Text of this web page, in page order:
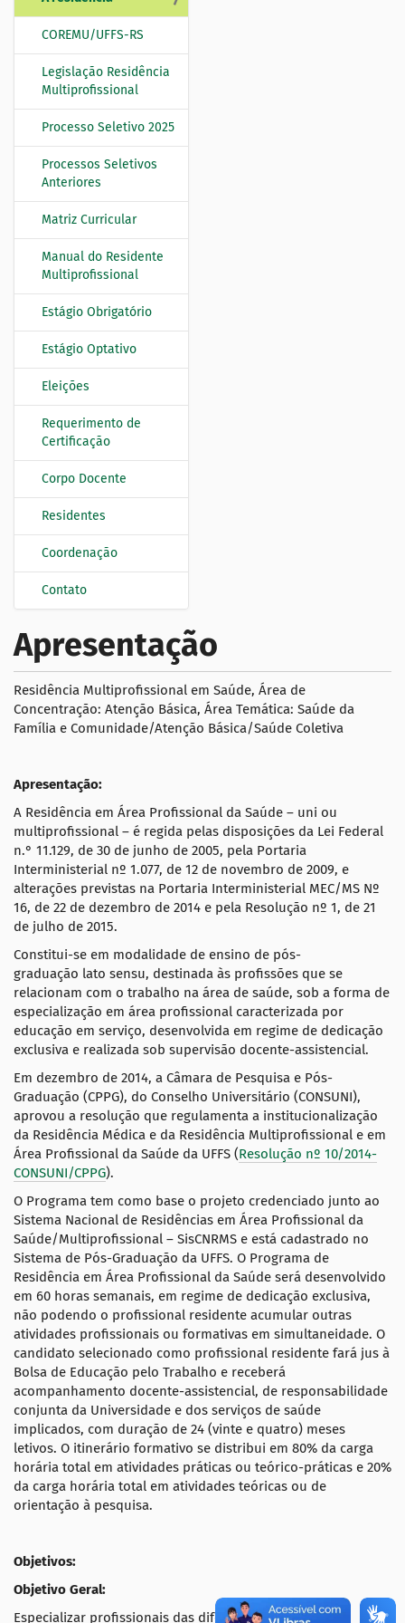
a
COREMU/UFFS-RS
Legislação Residência
Multiprofissional
Processo Seletivo 2025
Processos Seletivos
Anteriores
Matriz Curricular
Manual do Residente
Multiprofissional
Estágio Obrigatório
Estágio Optativo
Eleições
Requerimento de
Certificação
Corpo Docente
Residentes
Coordenação
Contato
Apresentação
Residência Multiprofissional em Saúde, Área de
Concentração: Atenção Básica, Área Temática: Saúde da
Família e Comunidade/Atenção Básica/Saúde Coletiva
Apresentação:
A Residência em Área Profissional da Saúde – uni ou
multiprofissional – é regida pelas disposições da Lei Federal
n.° 11.129, de 30 de junho de 2005, pela Portaria
Interministerial nº 1.077, de 12 de novembro de 2009, e
alterações previstas na Portaria Interministerial MEC/MS Nº
16, de 22 de dezembro de 2014 e pela Resolução nº 1, de 21
de julho de 2015.
Constitui-se em modalidade de ensino de pós-
graduação lato sensu, destinada às profissões que se
relacionam com o trabalho na área de saúde, sob a forma de
especialização em área profissional caracterizada por
educação em serviço, desenvolvida em regime de dedicação
exclusiva e realizada sob supervisão docente-assistencial.
Em dezembro de 2014, a Câmara de Pesquisa e Pós-
Graduação (CPPG), do Conselho Universitário (CONSUNI),
aprovou a resolução que regulamenta a institucionalização
da Residência Médica e da Residência Multiprofissional e em
Área Profissional da Saúde da UFFS (Resolução nº 10/2014-
CONSUNI/CPPG).
O Programa tem como base o projeto credenciado junto ao
Sistema Nacional de Residências em Área Profissional da
Saúde/Multiprofissional – SisCNRMS e está cadastrado no
Sistema de Pós-Graduação da UFFS. O Programa de
Residência em Área Profissional da Saúde será desenvolvido
em 60 horas semanais, em regime de dedicação exclusiva,
não podendo o profissional residente acumular outras
atividades profissionais ou formativas em simultaneidade. O
candidato selecionado como profissional residente fará jus à
Bolsa de Educação pelo Trabalho e receberá
acompanhamento docente-assistencial, de responsabilidade
conjunta da Universidade e dos serviços de saúde
implicados, com duração de 24 (vinte e quatro) meses
letivos. O itinerário formativo se distribui em 80% da carga
horária total em atividades práticas ou teórico-práticas e 20%
da carga horária total em atividades teóricas ou de
orientação à pesquisa.
Objetivos:
Objetivo Geral:
Especializar profissionais das diferentes áreas que se